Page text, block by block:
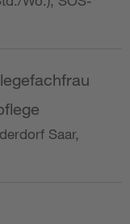
Saar,